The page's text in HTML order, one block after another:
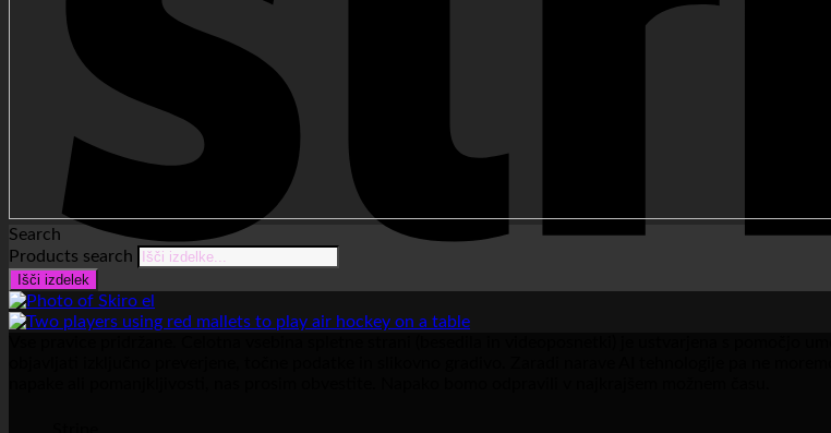
Search
Products search
Išči izdelek